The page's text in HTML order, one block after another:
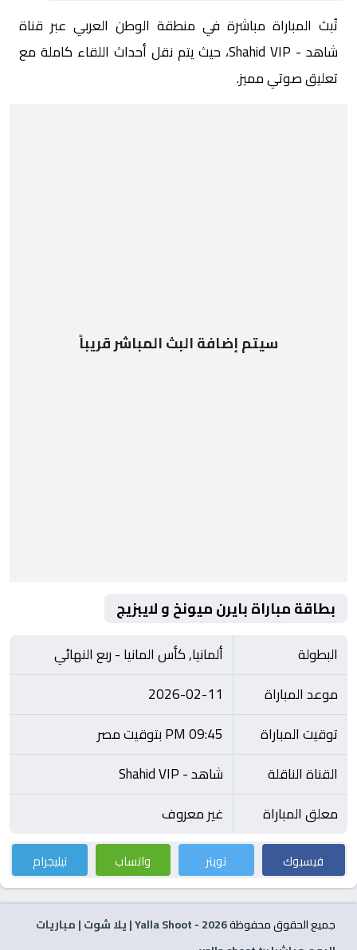
تُبث المباراة مباشرة في منطقة الوطن العربي عبر قناة
شاهد - Shahid VIP، حيث يتم نقل أحداث اللقاء كاملة مع
تعليق صوتي مميز.
سيتم إضافة البث المباشر قريباً
بطاقة مباراة بايرن ميونخ و لايبزيج
البطولة
ألمانيا, كأس المانيا - ربع النهائي
موعد المباراة
2026-02-11
توقيت المباراة
09:45 PM بتوقيت مصر
القناة الناقلة
شاهد - Shahid VIP
معلق المباراة
غير معروف
فيسبوك تويتر واتساب تيليجرام
جميع الحقوق محفوظة2026
- Yalla Shoot | يلا شوت | مباريات